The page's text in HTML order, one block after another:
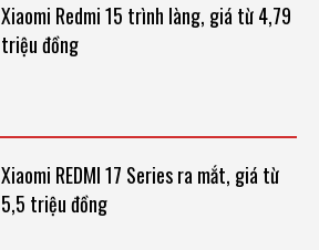
Xiaomi Redmi 15 trình làng, giá từ 4,79
triệu đồng
Xiaomi REDMI 17 Series ra mắt, giá từ
5,5 triệu đồng